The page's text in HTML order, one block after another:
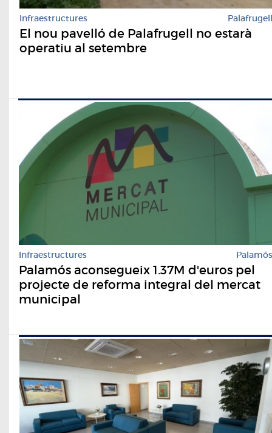
Infraestructures Palafrugell
El nou pavelló de Palafrugell no estarà
operatiu al setembre
Infraestructures Palamós
Palamós aconsegueix 1.37M d'euros pel
projecte de reforma integral del mercat
municipal